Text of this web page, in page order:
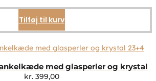
Tilføj til kurv
med glasperler og krystal
kr.399,00